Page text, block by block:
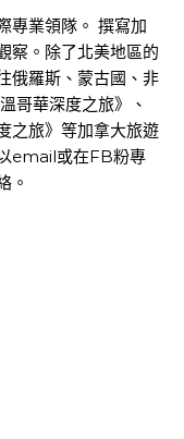
專業領隊。 撰寫加
察。除了北美地區的
俄羅斯、蒙古國、非
哥華深度之旅》、
之旅》等加拿大旅遊
email或在FB粉專
。